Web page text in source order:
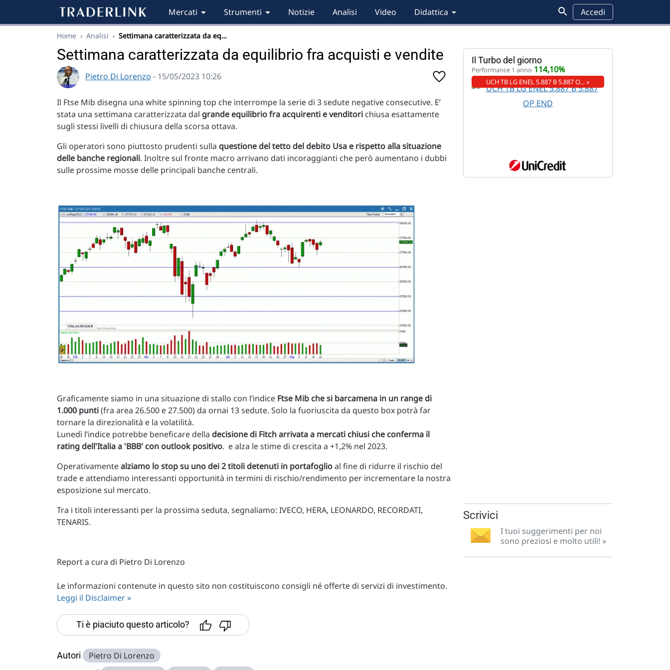
Mercati Strumenti Notizie Analisi Video Didattica Accedi
Home › Analisi › Settimana caratterizzata da eq…
Settimana caratterizzata da equilibrio fra acquisti e vendite
Pietro Di Lorenzo - 15/05/2023 10:26
Il Ftse Mib disegna una white spinning top che interrompe la serie di 3 sedute negative consecutive. E’
stata una settimana caratterizzata dal grande equilibrio fra acquirenti e venditori chiusa esattamente
sugli stessi livelli di chiusura della scorsa ottava.
Gli operatori sono piuttosto prudenti sulla questione del tetto del debito Usa e rispetto alla situazione
delle banche regionali. Inoltre sul fronte macro arrivano dati incoraggianti che però aumentano i dubbi
sulle prossime mosse delle principali banche centrali.
Graficamente siamo in una situazione di stallo con l’indice Ftse Mib che si barcamena in un range di
1.000 punti(fra area 26.500 e 27.500) da ornai 13 sedute. Solo la fuoriuscita da questo box potrà far
tornare la direzionalità e la volatilità.
Lunedì l’indice potrebbe beneficare della decisione di Fitch arrivata a mercati chiusi che conferma il
rating dell'Italia a 'BBB' con outlook positivo. e alza le stime di crescita a +1,2% nel 2023.
Operativamentealziamo lo stop su uno dei 2 titoli detenuti in portafoglioal fine di ridurre il rischio del
trade e attendiamo interessanti opportunità in termini di rischio/rendimento per incrementare la nostra
esposizione sul mercato.
Tra i titoli interessanti per la prossima seduta, segnaliamo: IVECO, HERA, LEONARDO, RECORDATI,
TENARIS.
Report a cura di Pietro Di Lorenzo
Le informazioni contenute in questo sito non costituiscono consigli né offerte di servizi di investimento.
Leggi il Disclaimer »
Ti è piaciuto questo articolo?
Autori Pietro Di Lorenzo
Il Turbo del giorno
Performance 1 anno 114,10%
UCH TB LG ENEL 5.887 B 5.887 O… »
Scrivici
I tuoi suggerimenti per noi
sono preziosi e molto utili! »